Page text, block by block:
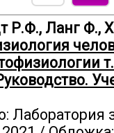
Р.Ф., Ланг Ф.,
Лаборатория